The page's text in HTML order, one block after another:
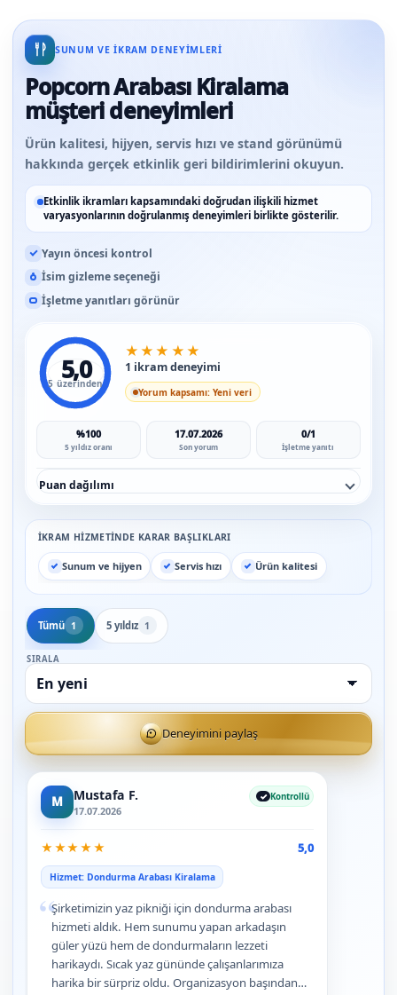
SUNUM VE IKRAM DENEYIMLERI
Popcorn Arabası Kiralama
müşteri deneyimleri
Ürün kalitesi, hijyen, servis hızı ve stand görünümü
hakkında gerçek etkinlik geri bildirimlerini okuyun.
Etkinlik ikramları kapsamındaki doğrudan ilişkili hizmet
varyasyonlarının doğrulanmış deneyimleri birlikte gösterilir.
Yayın öncesi kontrol
İsim gizleme seçeneği
İşletme yanıtları görünür
5,0
5 üzerinden
★ ★ ★ ★ ★
1 ikram deneyimi
Yorum kapsamı: Yeni veri
%100
5 yıldız oranı
17.07.2026
Son yorum
0/1
İşletme yanıtı
Puan dağılımı
İKRAM HIZMETINDE KARAR BAŞLIKLARI
Sunum ve hijyen Servis hızı Ürün kalitesi
Tümü 1 5 yıldız 1
SIRALA
Deneyimini paylaş
M Mustafa F.
17.07.2026
Kontrollü
★★★★★ 5,0
Hizmet: Dondurma Arabası Kiralama
“Şirketimizin yaz pikniği için dondurma arabası
hizmeti aldık. Hem sunumu yapan arkadaşın
güler yüzü hem de dondurmaların lezzeti
harikaydı. Sıcak yaz gününde çalışanlarımıza
harika bir sürpriz oldu. Organizasyon başından